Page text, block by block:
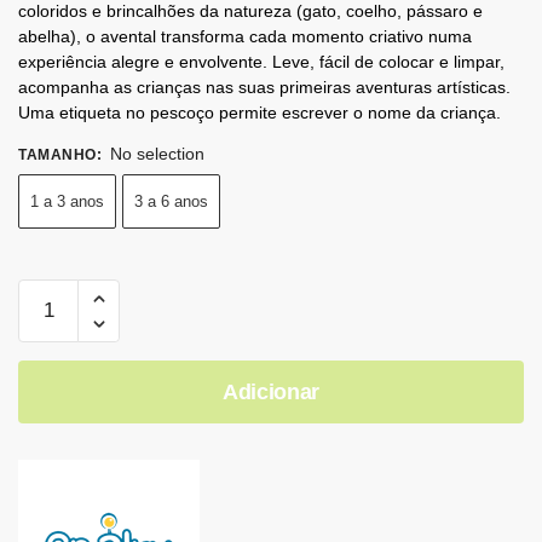
coloridos e brincalhões da natureza (gato, coelho, pássaro e
abelha), o avental transforma cada momento criativo numa
experiência alegre e envolvente. Leve, fácil de colocar e limpar,
acompanha as crianças nas suas primeiras aventuras artísticas.
Uma etiqueta no pescoço permite escrever o nome da criança.
TAMANHO: No selection
1 a 3 anos 3 a 6 anos
Adicionar